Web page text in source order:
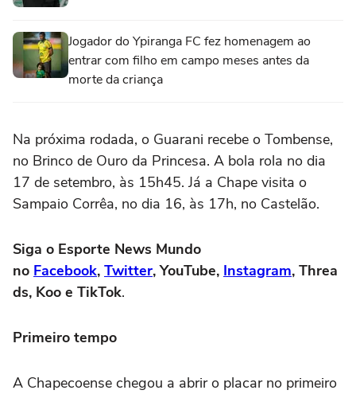
Jogador do Ypiranga FC fez homenagem ao
entrar com filho em campo meses antes da
morte da criança
Na próxima rodada, o Guarani recebe o Tombense,
no Brinco de Ouro da Princesa. A bola rola no dia
17 de setembro, às 15h45. Já a Chape visita o
Sampaio Corrêa, no dia 16, às 17h, no Castelão.
Siga o Esporte News Mundo
no Facebook, Twitter, YouTube, Instagram, Threa
ds, Koo e TikTok.
Primeiro tempo
A Chapecoense chegou a abrir o placar no primeiro